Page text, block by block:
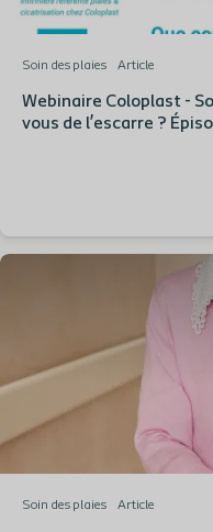
Soin des plaies Article
Webinaire Coloplast -
vous de l’escarre ?
Soin des plaies Article